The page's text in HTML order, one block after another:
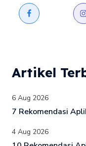
Artikel
6 Aug 2026
7 Rekomendasi
4 Aug 2026